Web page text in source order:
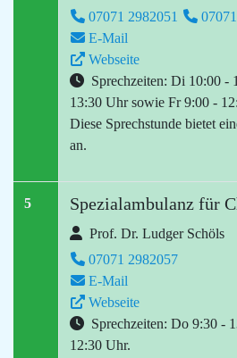
07071 2982051
E-Mail
Webseite
Sprechzeiten: Di 10:00 -
13:30 Uhr sowie Fr 9:00 -
Diese Sprechstunde bietet
an.
5 Spezialambulanz für
Prof. Dr. Ludger Schöls
07071 2982057
E-Mail
Webseite
Sprechzeiten: Do 9:30 -
12:30 Uhr.